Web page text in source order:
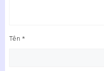
Tên*